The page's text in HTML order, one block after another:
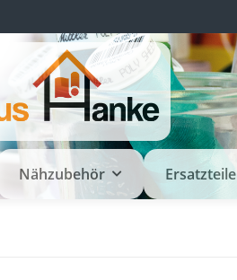
Nähzubehör Ersatzteile